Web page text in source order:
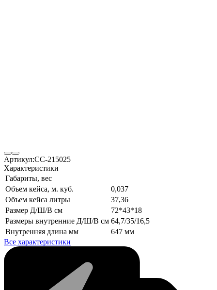
Артикул:CC-215025
Характеристики
Габариты, вес
Объем кейса, м. куб.
0,037
Объем кейса литры
37,36
Размер Д/Ш/В см
72*43*18
Размеры внутренние Д/Ш/В см 64,7/35/16,5
Внутренняя длина мм
647 мм
Все характеристики